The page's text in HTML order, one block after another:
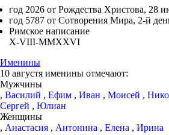
год 2026 от Рождества Христова, 28
год 5787 от Сотворения Мира, 2-й
Римское написание
X-VIII-MMXXVI
Именины
10 августя именины отмечают:
Мужчины
, Василий , Ефим , Иван , Моисей ,
Сергей , Юлиан
Женщины
, Анастасия , Антонина , Елена , Ирина